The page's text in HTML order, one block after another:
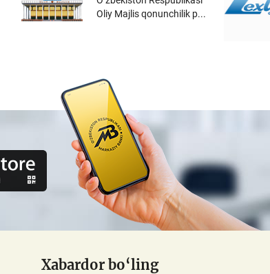
Oliy Majlis qonunchilik p...
Xabardor bo‘ling